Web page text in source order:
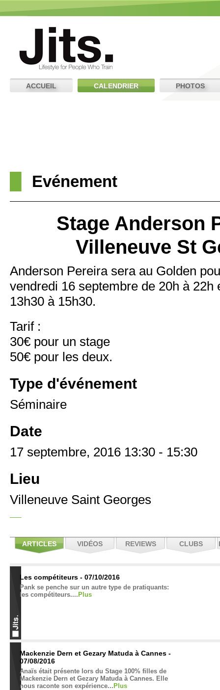
ACCUEIL CALENDRIER PHOTOS
Evénement
Stage Anderson
Villeneuve St
Anderson Pereira sera au Golden
vendredi 16 septembre de 20h à 22h
13h30 à 15h30.
Tarif :
30€ pour un stage
50€ pour les deux.
Type d'événement
Séminaire
Date
17 septembre, 2016 13:30 - 15:30
Lieu
Villeneuve Saint Georges
ARTICLES VIDÉOS REVIEWS CLUBS
Les compétiteurs - 07/10/2016
Pank se penche sur un autre type de pratiquants:
les compétiteurs.... Plus
Mackenzie Dern et Gezary Matuda à Cannes -
07/08/2016
Anaïs était présente lors du Stage 100% filles de
Mackenzie Dern et Gezary Matuda à Cannes. Elle
nous raconte son expérience... Plus